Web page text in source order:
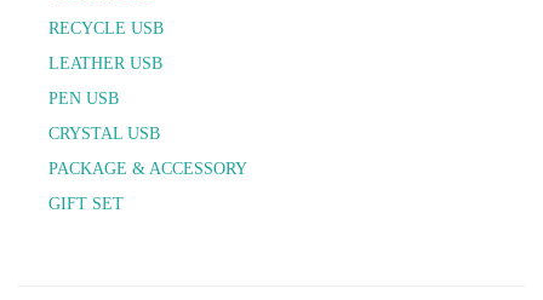
RECYCLE USB
LEATHER USB
PEN USB
CRYSTAL USB
PACKAGE & ACCESSORY
GIFT SET